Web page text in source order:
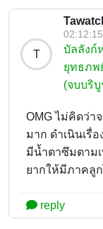
T
02:12:15
บัลลังก์
ยุทธภพ
(จบบริ
OMG ไม่คิดว่า
มาก ดำเนินเรื่
มีน้ำตาซึมตาม
ยากให้มีภาคลูก
reply